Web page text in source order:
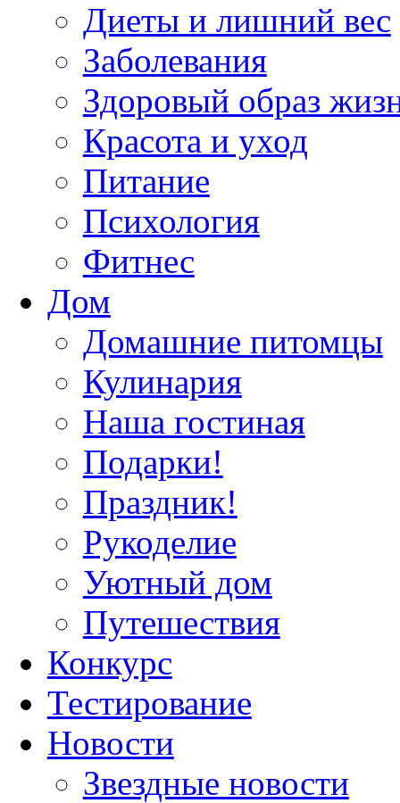
Диеты и лишний вес
Заболевания
Здоровый образ
Красота и уход
Питание
Психология
Фитнес
Дом
Домашние питомцы
Кулинария
Наша гостиная
Подарки!
Праздник!
Рукоделие
Уютный дом
Путешествия
Конкурс
Тестирование
Новости
Звездные новости